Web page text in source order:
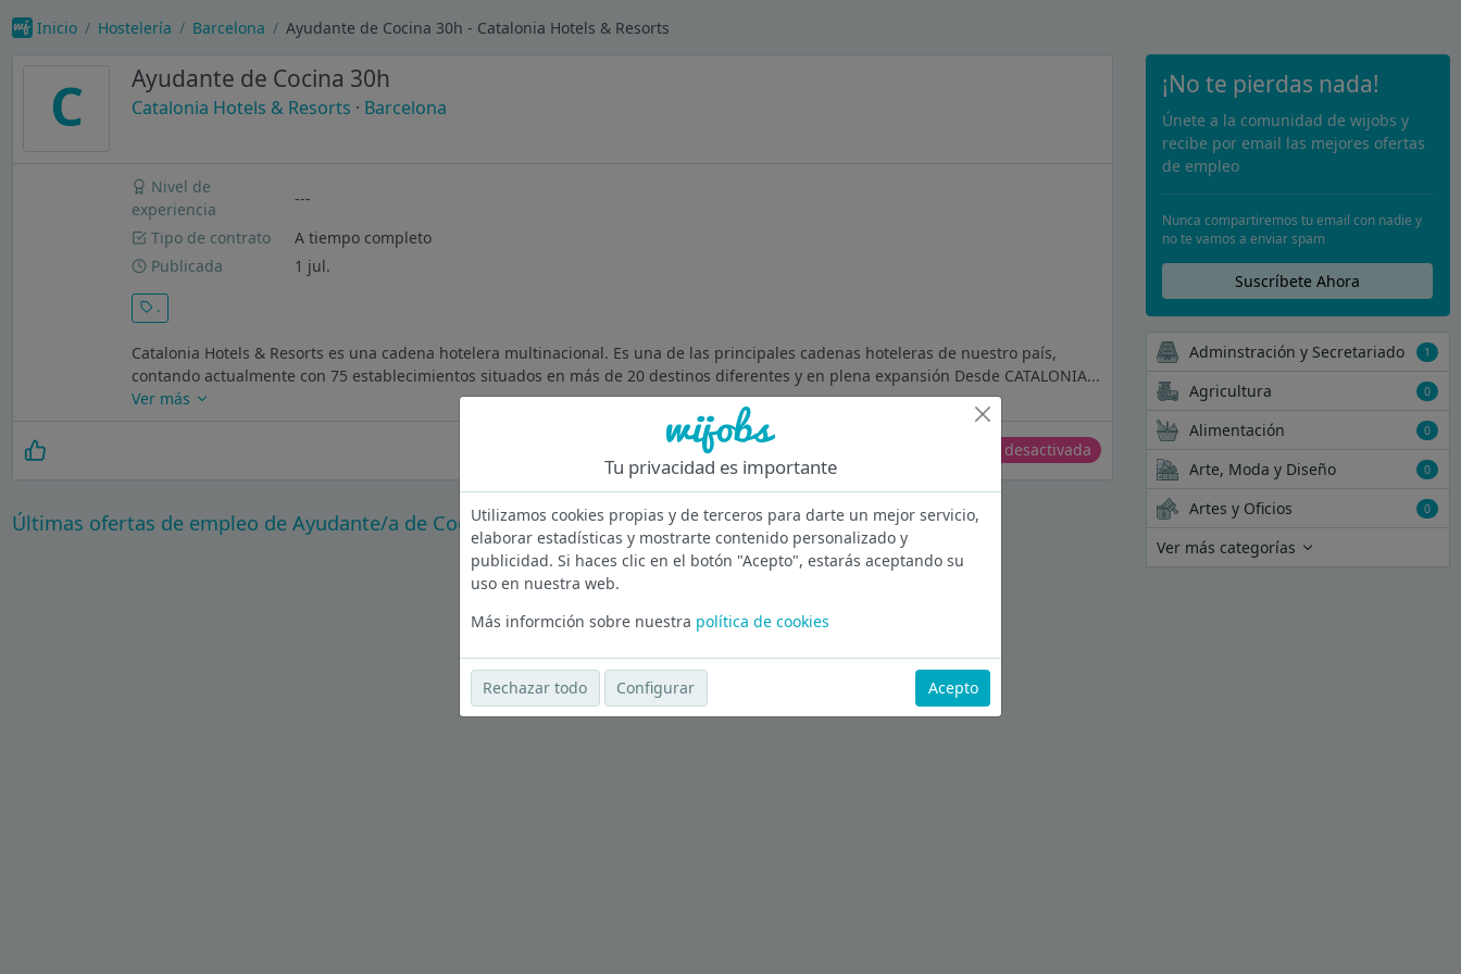
Inicio Hostelería Barcelona Ayudante de Cocina 30h - Catalonia Hotels & Resorts
C Ayudante de Cocina 30h
Catalonia Hotels & Resorts · Barcelona
Nivel de
experiencia
---
Tipo de contrato
A tiempo completo
Publicada
1 jul.
.
Catalonia Hotels & Resorts es una cadena hotelera multinacional. Es una de las principales cadenas hoteleras de nuestro país,
contando actualmente con 75 establecimientos situados en más de 20 destinos diferentes y en plena expansión Desde CATALONIA...
Ver más
Oferta desactivada
Últimas ofertas de empleo de Ayudante/a de Cocina en Barcelona
Ver más ofertas
¡No te pierdas nada!
Únete a la comunidad de wijobs y
recibe por email las mejores ofertas
de empleo
Nunca compartiremos tu email con nadie y
no te vamos a enviar spam
Suscríbete Ahora
Adminstración y Secretariado 1
Agricultura 0
Alimentación 0
Arte, Moda y Diseño 0
Artes y Oficios 0
Ver más categorías
Tu privacidad es importante
Utilizamos cookies propias y de terceros para darte un mejor servicio,
elaborar estadísticas y mostrarte contenido personalizado y
publicidad. Si haces clic en el botón "Acepto", estarás aceptando su
uso en nuestra web.
Más informción sobre nuestra política de cookies
Rechazar todo Configurar Acepto